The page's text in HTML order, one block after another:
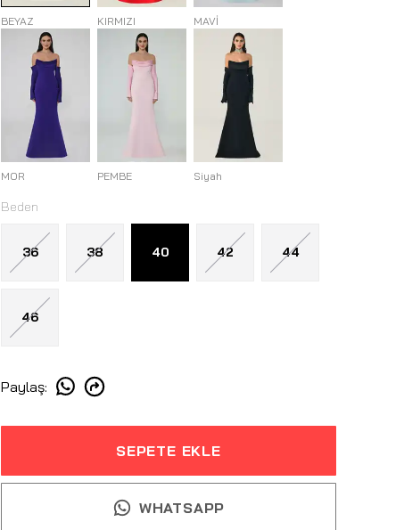
BEYAZ KIRMIZI MAVİ
MOR PEMBE Siyah
Beden
36 38 40 42 44
46
Paylaş:
SEPETE EKLE
WHATSAPP